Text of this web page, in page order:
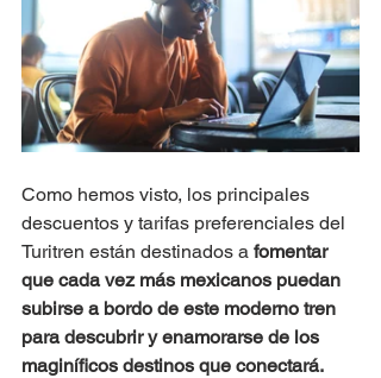
Como hemos visto, los principales
descuentos y tarifas preferenciales del
Turitren están destinados a fomentar
que cada vez más mexicanos puedan
subirse a bordo de este moderno tren
para descubrir y enamorarse de los
maginíficos destinos que conectará.